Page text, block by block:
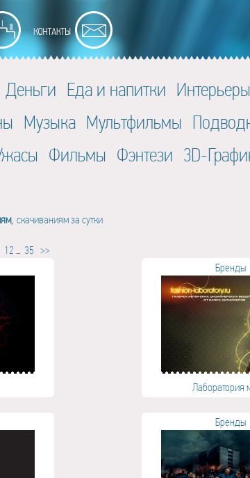
Деньги Еда и напитки Интерьеры
Музыка Мультфильмы
Фильмы Фэнтези 3D-
, скачиваниям за сутки
12 ... 35 >>
Бренды
Лаборатория
Бренды